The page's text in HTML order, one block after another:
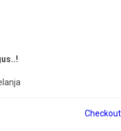
Checkout